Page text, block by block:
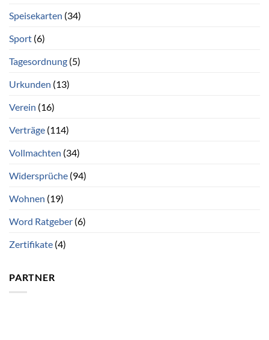
Speisekarten (34)
Sport (6)
Tagesordnung (5)
Urkunden (13)
Verein (16)
Verträge (114)
Vollmachten (34)
Widersprüche (94)
Wohnen (19)
Word Ratgeber (6)
Zertifikate (4)
PARTNER